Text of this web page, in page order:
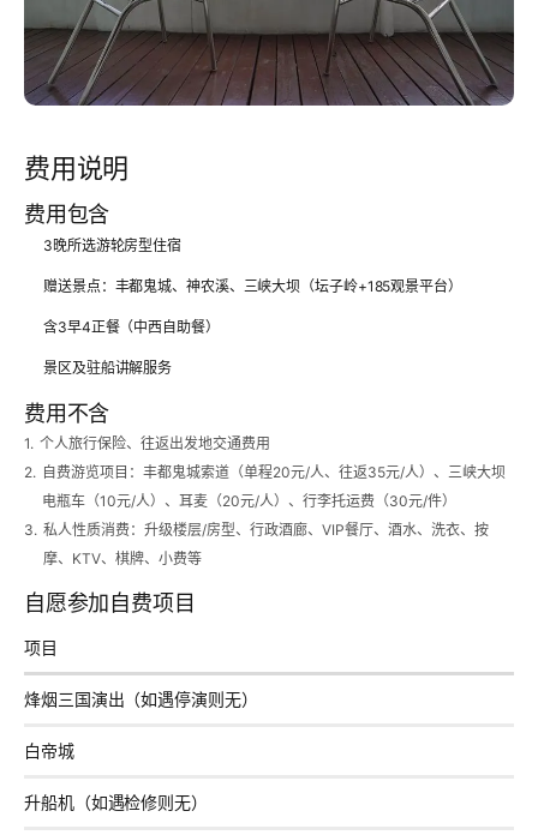
费用说明
费用包含
3晚所选游轮房型住宿
赠送景点：丰都鬼城、神农溪、三峡大坝（坛子岭+185观景平台）
含3早4正餐（中西自助餐）
景区及驻船讲解服务
费用不含
1. 个人旅行保险、往返出发地交通费用
2. 自费游览项目：丰都鬼城索道（单程20元/人、往返35元/人）、三峡大坝
电瓶车（10元/人）、耳麦（20元/人）、行李托运费（30元/件）
3. 私人性质消费：升级楼层/房型、行政酒廊、VIP餐厅、酒水、洗衣、按
摩、KTV、棋牌、小费等
自愿参加自费项目
项目
烽烟三国演出（如遇停演则无）
白帝城
升船机（如遇检修则无）